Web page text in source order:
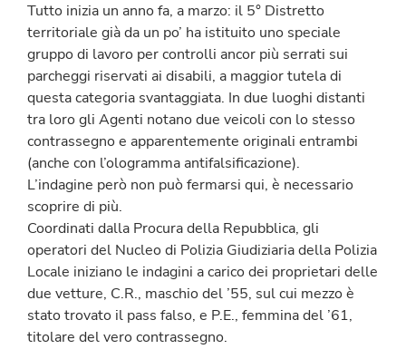
Tutto inizia un anno fa, a marzo: il 5° Distretto
territoriale già da un po’ ha istituito uno speciale
gruppo di lavoro per controlli ancor più serrati sui
parcheggi riservati ai disabili, a maggior tutela di
questa categoria svantaggiata. In due luoghi distanti
tra loro gli Agenti notano due veicoli con lo stesso
contrassegno e apparentemente originali entrambi
(anche con l’ologramma antifalsificazione).
L’indagine però non può fermarsi qui, è necessario
scoprire di più.
Coordinati dalla Procura della Repubblica, gli
operatori del Nucleo di Polizia Giudiziaria della Polizia
Locale iniziano le indagini a carico dei proprietari delle
due vetture, C.R., maschio del ’55, sul cui mezzo è
stato trovato il pass falso, e P.E., femmina del ’61,
titolare del vero contrassegno.